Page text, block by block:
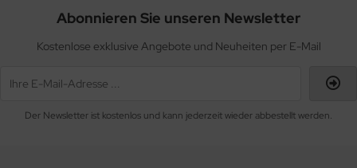
Abonnieren Sie unseren Newsletter
Kostenlose exklusive Angebote und Neuheiten per E-Mail
Der Newsletter ist kostenlos und kann jederzeit wieder abbestellt werden.